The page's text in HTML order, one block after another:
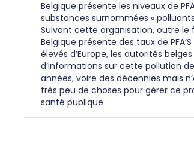
Belgique présente les niveaux de
substances surnommées «
Suivant cette organisation, outre le
Belgique présente des taux de
élevés d’Europe, les autorités
d’informations sur cette pollution
années, voire des décennies mais
très peu de choses pour gérer ce
santé publique